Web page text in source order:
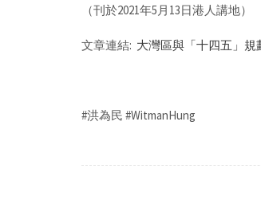
（刊於2021年5月13日港人講地）
文章連結: 大灣區與「十四五」規
#洪為民 #WitmanHung